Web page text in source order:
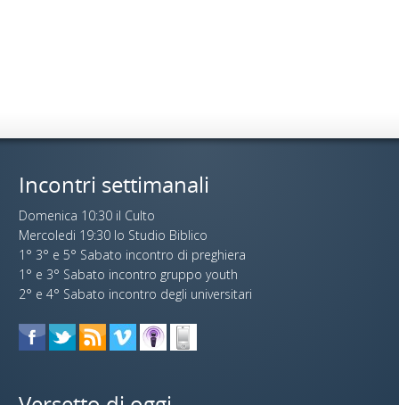
Incontri settimanali
Domenica 10:30 il Culto
Mercoledi 19:30 lo Studio Biblico
1° 3° e 5° Sabato incontro di preghiera
1° e 3° Sabato incontro gruppo youth
2° e 4° Sabato incontro degli universitari